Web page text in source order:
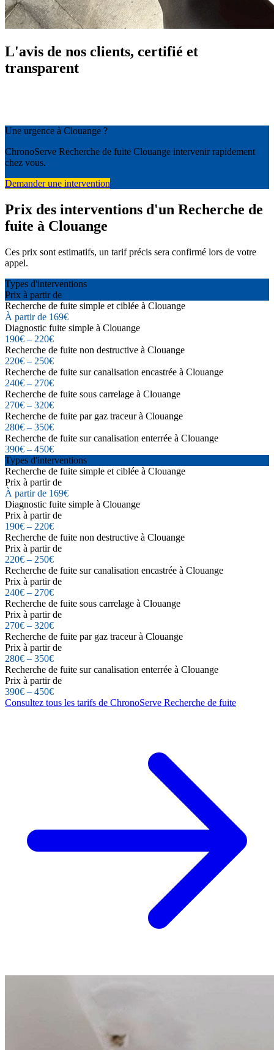
L'avis de nos clients, certifié et
transparent
Une urgence à Clouange ?
ChronoServe Recherche de fuite Clouange intervenir rapidement
chez vous.
Demander une intervention
Prix des interventions d'un Recherche de
fuite à Clouange
Ces prix sont estimatifs, un tarif précis sera confirmé lors de votre
appel.
Types d'interventions
Prix à partir de
Recherche de fuite simple et ciblée à Clouange
À partir de 169€
Diagnostic fuite simple à Clouange
190€ – 220€
Recherche de fuite non destructive à Clouange
220€ – 250€
Recherche de fuite sur canalisation encastrée à Clouange
240€ – 270€
Recherche de fuite sous carrelage à Clouange
270€ – 320€
Recherche de fuite par gaz traceur à Clouange
280€ – 350€
Recherche de fuite sur canalisation enterrée à Clouange
390€ – 450€
Types d'interventions
Recherche de fuite simple et ciblée à Clouange
Prix à partir de
À partir de 169€
Diagnostic fuite simple à Clouange
Prix à partir de
190€ – 220€
Recherche de fuite non destructive à Clouange
Prix à partir de
220€ – 250€
Recherche de fuite sur canalisation encastrée à Clouange
Prix à partir de
240€ – 270€
Recherche de fuite sous carrelage à Clouange
Prix à partir de
270€ – 320€
Recherche de fuite par gaz traceur à Clouange
Prix à partir de
280€ – 350€
Recherche de fuite sur canalisation enterrée à Clouange
Prix à partir de
390€ – 450€
Consultez tous les tarifs de ChronoServe Recherche de fuite